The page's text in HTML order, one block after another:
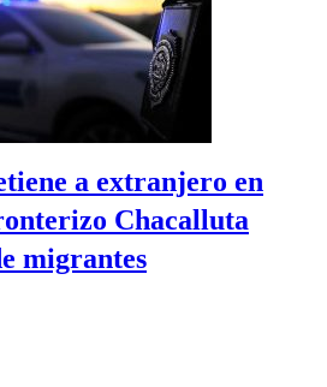
a extranjero en
Chacalluta
migrantes